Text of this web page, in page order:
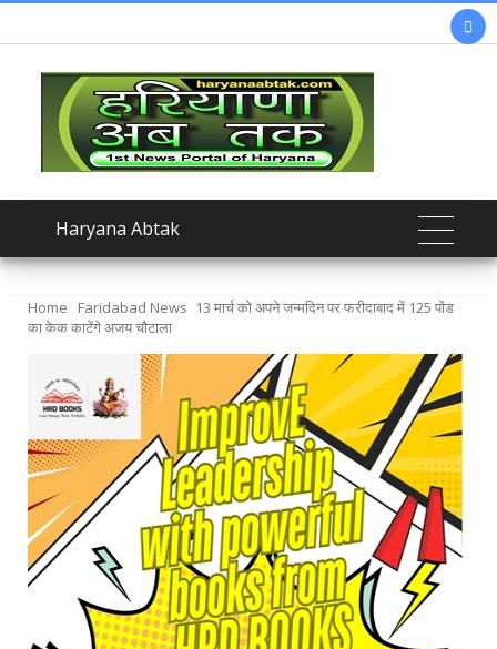

Haryana Abtak
Home Faridabad News 13 मार्च को अपने जन्मदिन पर फरीदाबाद में 125 पोंड
का केक काटेंगे अजय चौटाला